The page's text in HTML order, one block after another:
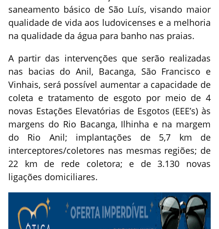
saneamento básico de São Luís, visando maior
qualidade de vida aos ludovicenses e a melhoria
na qualidade da água para banho nas praias.
A partir das intervenções que serão realizadas
nas bacias do Anil, Bacanga, São Francisco e
Vinhais, será possível aumentar a capacidade de
coleta e tratamento de esgoto por meio de 4
novas Estações Elevatórias de Esgotos (EEE’s) às
margens do Rio Bacanga, Ilhinha e na margem
do Rio Anil; implantações de 5,7 km de
interceptores/coletores nas mesmas regiões; de
22 km de rede coletora; e de 3.130 novas
ligações domiciliares.